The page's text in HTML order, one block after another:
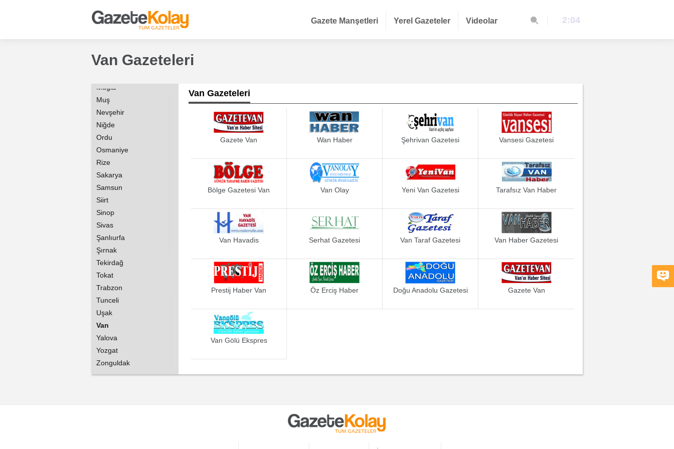
2:04
Gazete Manşetleri Yerel Gazeteler Videolar
Van Gazeteleri
Konya
Kütahya
Mardin
Muğla
Muş
Nevşehir
Niğde
Ordu
Osmaniye
Rize
Sakarya
Samsun
Siirt
Sinop
Sivas
Şanlıurfa
Şırnak
Tekirdağ
Tokat
Trabzon
Tunceli
Uşak
Van
Yalova
Yozgat
Zonguldak
Van Gazeteleri
Gazete Van Wan Haber Şehrivan Gazetesi Vansesi Gazetesi
Bölge Gazetesi Van Van Olay Yeni Van Gazetesi Tarafsız Van Haber
Van Havadis Serhat Gazetesi Van Taraf Gazetesi Van Haber Gazetesi
Prestij Haber Van Öz Erciş Haber Doğu Anadolu Gazetesi Gazete Van
Van Gölü Ekspres